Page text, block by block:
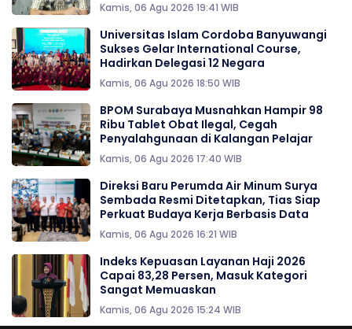
Kamis, 06 Agu 2026 19:41 WIB
Universitas Islam Cordoba Banyuwangi
Sukses Gelar International Course,
Hadirkan Delegasi 12 Negara
Kamis, 06 Agu 2026 18:50 WIB
BPOM Surabaya Musnahkan Hampir 98
Ribu Tablet Obat Ilegal, Cegah
Penyalahgunaan di Kalangan Pelajar
Kamis, 06 Agu 2026 17:40 WIB
Direksi Baru Perumda Air Minum Surya
Sembada Resmi Ditetapkan, Tias Siap
Perkuat Budaya Kerja Berbasis Data
Kamis, 06 Agu 2026 16:21 WIB
Indeks Kepuasan Layanan Haji 2026
Capai 83,28 Persen, Masuk Kategori
Sangat Memuaskan
Kamis, 06 Agu 2026 15:24 WIB